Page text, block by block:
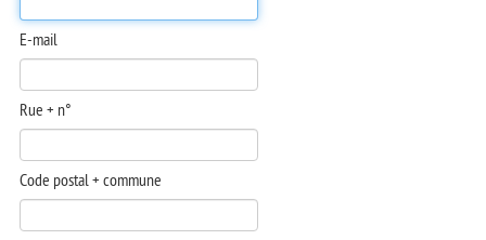
E-mail
Rue + n°
Code postal + commune